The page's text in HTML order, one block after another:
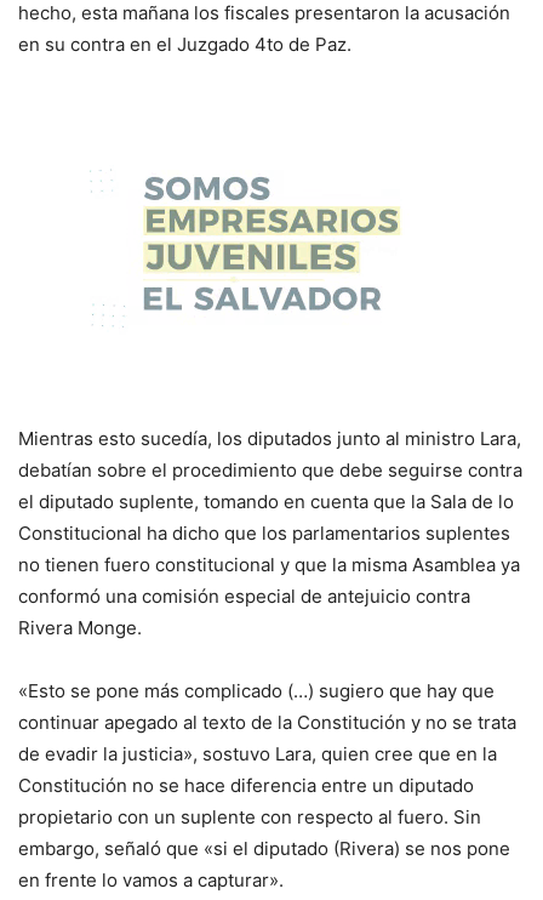
hecho, esta mañana los fiscales presentaron la acusación
en su contra en el Juzgado 4to de Paz.
Mientras esto sucedía, los diputados junto al ministro Lara,
debatían sobre el procedimiento que debe seguirse contra
el diputado suplente, tomando en cuenta que la Sala de lo
Constitucional ha dicho que los parlamentarios suplentes
no tienen fuero constitucional y que la misma Asamblea ya
conformó una comisión especial de antejuicio contra
Rivera Monge.
«Esto se pone más complicado (…) sugiero que hay que
continuar apegado al texto de la Constitución y no se trata
de evadir la justicia», sostuvo Lara, quien cree que en la
Constitución no se hace diferencia entre un diputado
propietario con un suplente con respecto al fuero. Sin
embargo, señaló que «si el diputado (Rivera) se nos pone
en frente lo vamos a capturar».